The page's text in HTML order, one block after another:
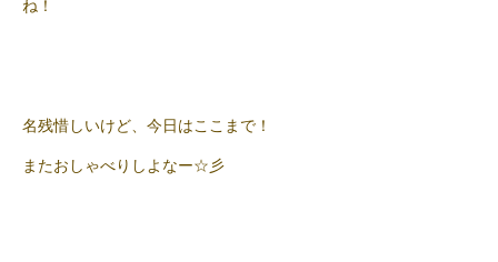
ね！
名残惜しいけど、今日はここまで！
またおしゃべりしよなー☆彡